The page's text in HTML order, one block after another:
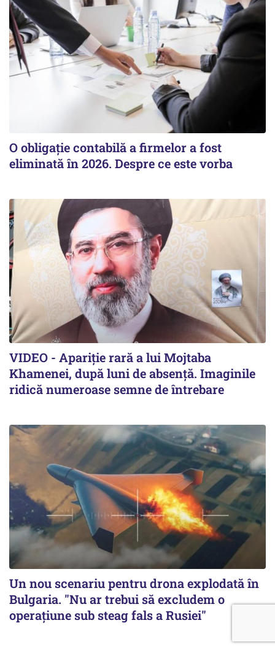
O obligație contabilă a firmelor a fost
eliminată în 2026. Despre ce este vorba
VIDEO - Apariție rară a lui Mojtaba
Khamenei, după luni de absență. Imaginile
ridică numeroase semne de întrebare
Un nou scenariu pentru drona explodată în
Bulgaria. "Nu ar trebui să excludem o
operațiune sub steag fals a Rusiei"